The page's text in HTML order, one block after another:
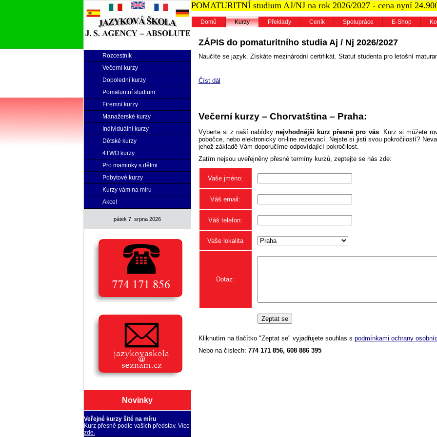
Rozcestník
Večerní kurzy
Dopolední kurzy
Pomaturitní studium
Firemní kurzy
Manažerské kurzy
Individuální kurzy
Dětské kurzy
4TWO kurzy
Pro maminky s dětmi
Pobytové kurzy
Kurzy vám na míru
Akce!
pátek 7. srpna 2026
Novinky
Veřejné kurzy šité na míru
Kurz přesně podle vašich představ. Více
zde.
POMATURITNÍ studium AJ/NJ na rok 2026/2027 - cena nyní
Domů Kurzy Překlady Ceník Spolupráce E-Shop
ZÁPIS do pomaturitního studia Aj / Nj 2026/2027
Naučíte se jazyk. Získáte mezinárodní certifikát. Statut studenta pro letošní
Číst dál
Večerní kurzy – Chorvatština – Praha:
Vyberte si z naší nabídkynejvhodnější kurz přesně pro vás. Kurz si můžete
pobočce, nebo elektronicky on-line rezervací. Nejste si jisti svou pokročilostí?
jehož základě Vám doporučíme odpovídající pokročilost.
Zatím nejsou uveřejněny přesné termíny kurzů, zeptejte se nás zde:
Vaše jméno:
Váš email:
Váš telefon:
Vaše lokalita
Dotaz:
Kliknutím na tlačítko "Zeptat se" vyjadřujete souhlas s podmínkami ochrany
Nebo na číslech: 774 171 856, 608 886 395